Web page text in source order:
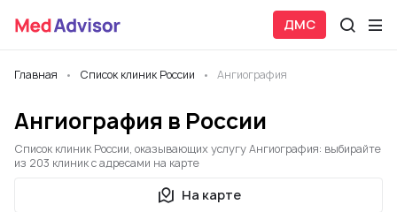
ДМС
Главная Список клиник России Ангиография
Ангиография в России
Список клиник России, оказывающих услугу Ангиография: выбирайте
из 203 клиник с адресами на карте
На карте